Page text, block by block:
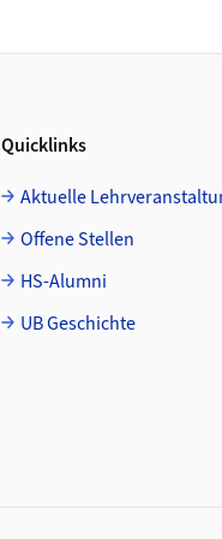
Quicklinks
Aktuelle
Offene Stellen
HS-Alumni
UB Geschichte